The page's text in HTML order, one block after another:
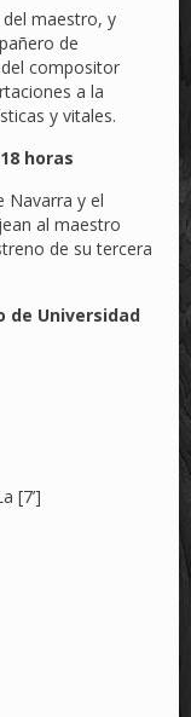
maestro, y
de
compositor
a la
y vitales.
horas
Navarra y el
al maestro
de su tercera
de Universidad
[7’]